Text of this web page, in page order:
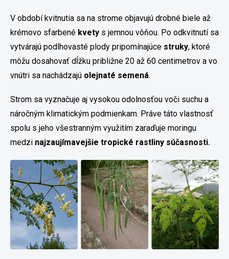
V období kvitnutia sa na strome objavujú drobné biele až
krémovo sfarbené kvety s jemnou vôňou. Po odkvitnutí sa
vytvárajú podlhovasté plody pripomínajúce struky, ktoré
môžu dosahovať dĺžku približne 20 až 60 centimetrov a vo
vnútri sa nachádzajú olejnaté semená.
Strom sa vyznačuje aj vysokou odolnosťou voči suchu a
náročným klimatickým podmienkam. Práve táto vlastnosť
spolu s jeho všestranným využitím zaraďuje moringu
medzi najzaujímavejšie tropické rastliny súčasnosti.